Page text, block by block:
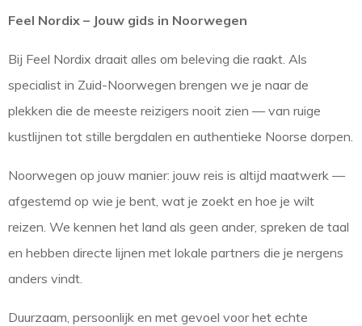
Feel Nordix – Jouw gids in Noorwegen
Bij Feel Nordix draait alles om beleving die raakt. Als
specialist in Zuid-Noorwegen brengen we je naar de
plekken die de meeste reizigers nooit zien — van ruige
kustlijnen tot stille bergdalen en authentieke Noorse dorpen.
Noorwegen op jouw manier: jouw reis is altijd maatwerk —
afgestemd op wie je bent, wat je zoekt en hoe je wilt
reizen. We kennen het land als geen ander, spreken de taal
en hebben directe lijnen met lokale partners die je nergens
anders vindt.
Duurzaam, persoonlijk en met gevoel voor het echte